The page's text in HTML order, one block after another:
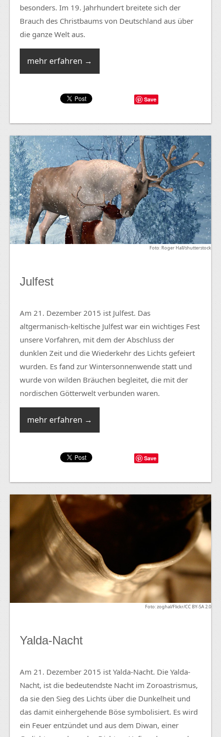
besonders. Im 19. Jahrhundert breitete sich der
Brauch des Christbaums von Deutschland aus über
die ganze Welt aus.
mehr erfahren →
Save
Foto: Roger Hall/shutterstock
Julfest
Am 21. Dezember 2015 ist Julfest. Das
altgermanisch-keltische Julfest war ein wichtiges Fest
unsere Vorfahren, mit dem der Abschluss der
dunklen Zeit und die Wiederkehr des Lichts gefeiert
wurden. Es fand zur Wintersonnenwende statt und
wurde von wilden Bräuchen begleitet, die mit der
nordischen Götterwelt verbunden waren.
mehr erfahren →
Save
Foto: zoghal/Flickr/CC BY-SA 2.0
Yalda-Nacht
Am 21. Dezember 2015 ist Yalda-Nacht. Die Yalda-
Nacht, ist die bedeutendste Nacht im Zoroastrismus,
da sie den Sieg des Lichts über die Dunkelheit und
das damit einhergehende Böse symbolisiert. Es wird
ein Feuer entzündet und aus dem Diwan, einer